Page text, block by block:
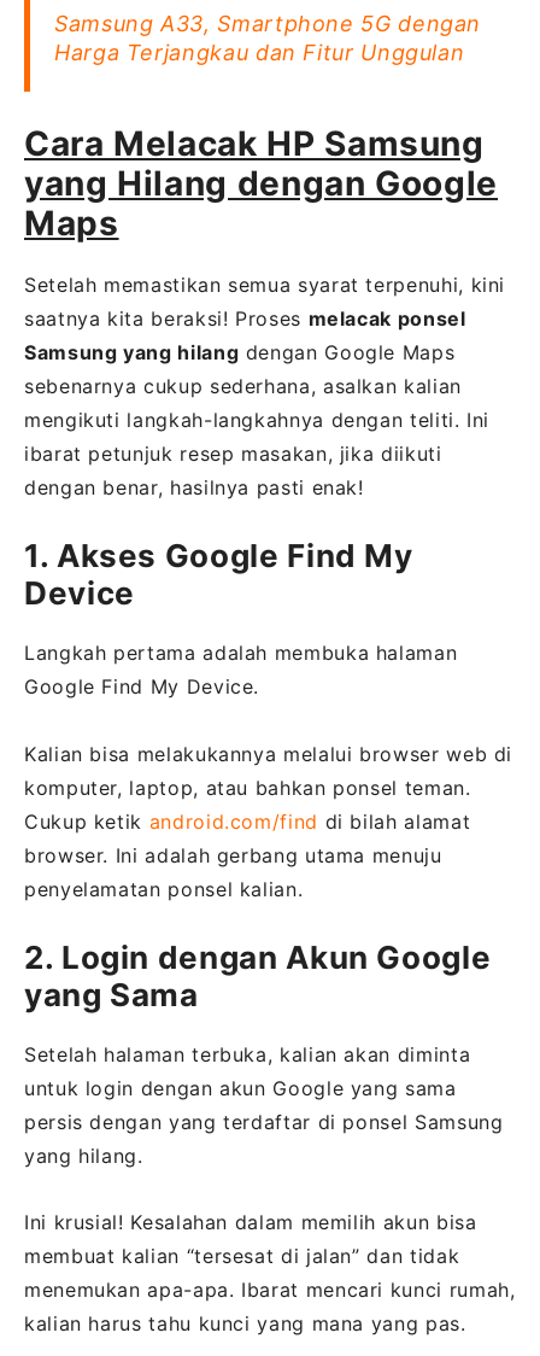
Samsung A33, Smartphone 5G dengan
Harga Terjangkau dan Fitur Unggulan
Cara Melacak HP Samsung
yang Hilang dengan Google
Maps
Setelah memastikan semua syarat terpenuhi, kini
saatnya kita beraksi! Proses melacak ponsel
Samsung yang hilang dengan Google Maps
sebenarnya cukup sederhana, asalkan kalian
mengikuti langkah-langkahnya dengan teliti. Ini
ibarat petunjuk resep masakan, jika diikuti
dengan benar, hasilnya pasti enak!
1. Akses Google Find My
Device
Langkah pertama adalah membuka halaman
Google Find My Device.
Kalian bisa melakukannya melalui browser web di
komputer, laptop, atau bahkan ponsel teman.
Cukup ketik android.com/find di bilah alamat
browser. Ini adalah gerbang utama menuju
penyelamatan ponsel kalian.
2. Login dengan Akun Google
yang Sama
Setelah halaman terbuka, kalian akan diminta
untuk login dengan akun Google yang sama
persis dengan yang terdaftar di ponsel Samsung
yang hilang.
Ini krusial! Kesalahan dalam memilih akun bisa
membuat kalian “tersesat di jalan” dan tidak
menemukan apa-apa. Ibarat mencari kunci rumah,
kalian harus tahu kunci yang mana yang pas.